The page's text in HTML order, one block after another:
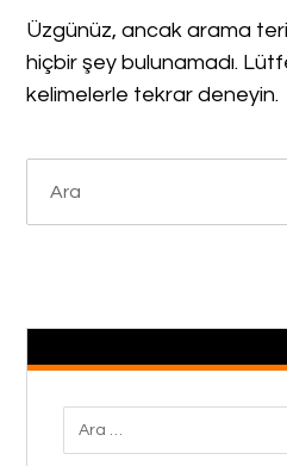
Üzgünüz, ancak arama
hiçbir şey bulunamadı.
kelimelerle tekrar deneyin.